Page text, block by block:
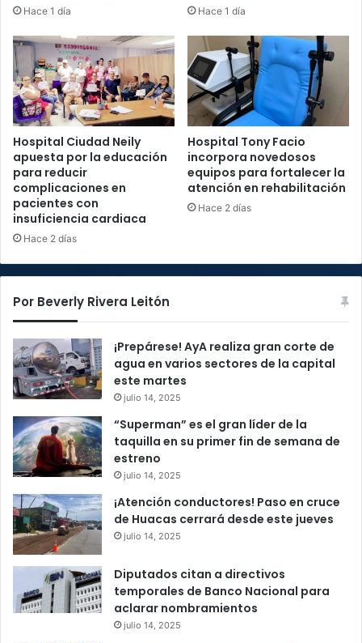
Hace 1 día Hace 1 día
Hospital Ciudad Neily
apuesta por la educación
para reducir
complicaciones en
pacientes con
insuficiencia cardiaca
Hace 2 días
Hospital Tony Facio
incorpora novedosos
equipos para fortalecer la
atención en rehabilitación
Hace 2 días
Por Beverly Rivera Leitón
¡Prepárese! AyA realiza gran corte de
agua en varios sectores de la capital
este martes
julio 14, 2025
“Superman” es el gran líder de la
taquilla en su primer fin de semana de
estreno
julio 14, 2025
¡Atención conductores! Paso en cruce
de Huacas cerrará desde este jueves
julio 14, 2025
Diputados citan a directivos
temporales de Banco Nacional para
aclarar nombramientos
julio 14, 2025